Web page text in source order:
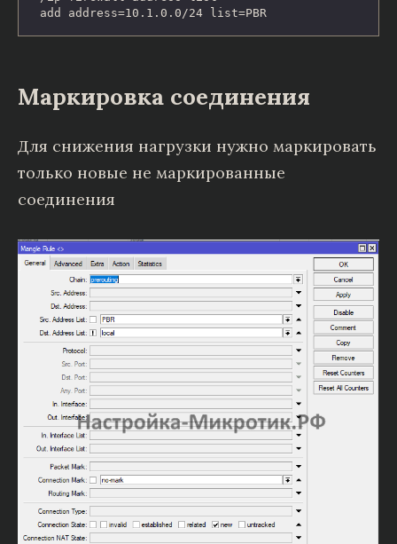
add address=10.1.0.0/24 list=PBR
Маркировка соединения
Для снижения нагрузки нужно маркировать
только новые не маркированные
соединения